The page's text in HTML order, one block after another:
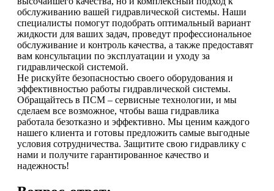
обслуживанию вашей гидравлической системы. Наши
специалисты помогут подобрать оптимальный вариант
жидкости для ваших задач, проведут профессиональное
обслуживание и контроль качества, а также предоставят
вам консультации по эксплуатации и уходу за
гидравлической системой.
Не рискуйте безопасностью своего оборудования и
эффективностью работы гидравлической системы.
Обращайтесь в ПСМ – сервисные технологии, и мы
сделаем все возможное, чтобы ваша гидравлика
работала безотказно и эффективно. Мы ценим каждого
нашего клиента и готовы предложить самые выгодные
условия сотрудничества. Защитите свою гидравлику с
нами и получите гарантированное качество и
надежность!